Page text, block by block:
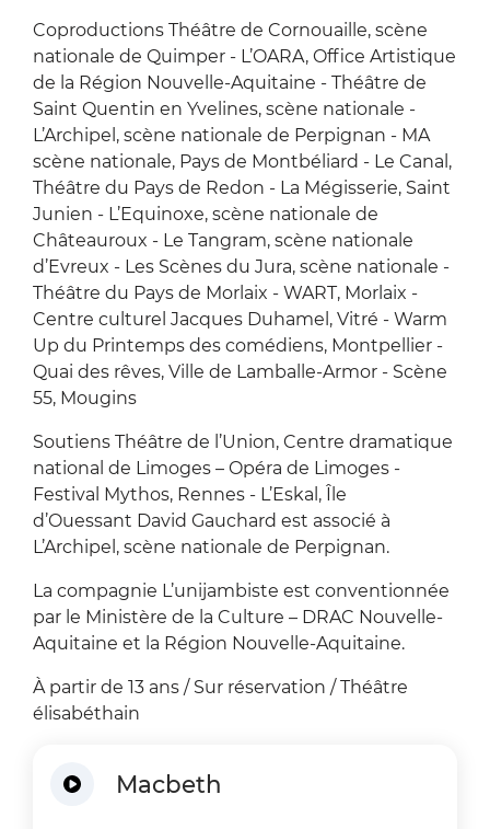
Coproductions Théâtre de Cornouaille, scène
nationale de Quimper - L’OARA, Office Artistique
de la Région Nouvelle-Aquitaine - Théâtre de
Saint Quentin en Yvelines, scène nationale -
L’Archipel, scène nationale de Perpignan - MA
scène nationale, Pays de Montbéliard - Le Canal,
Théâtre du Pays de Redon - La Mégisserie, Saint
Junien - L’Equinoxe, scène nationale de
Châteauroux - Le Tangram, scène nationale
d’Evreux - Les Scènes du Jura, scène nationale -
Théâtre du Pays de Morlaix - WART, Morlaix -
Centre culturel Jacques Duhamel, Vitré - Warm
Up du Printemps des comédiens, Montpellier -
Quai des rêves, Ville de Lamballe-Armor - Scène
55, Mougins
Soutiens Théâtre de l’Union, Centre dramatique
national de Limoges – Opéra de Limoges -
Festival Mythos, Rennes - L’Eskal, Île
d’Ouessant David Gauchard est associé à
L’Archipel, scène nationale de Perpignan.
La compagnie L’unijambiste est conventionnée
par le Ministère de la Culture – DRAC Nouvelle-
Aquitaine et la Région Nouvelle-Aquitaine.
À partir de 13 ans / Sur réservation / Théâtre
élisabéthain
Macbeth